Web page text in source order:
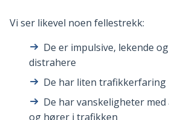
Vi ser likevel noen fellestrekk:
De er impulsive, lekende
distrahere
De har liten trafikkerfaring
De har vanskeligheter
og hører i trafikken